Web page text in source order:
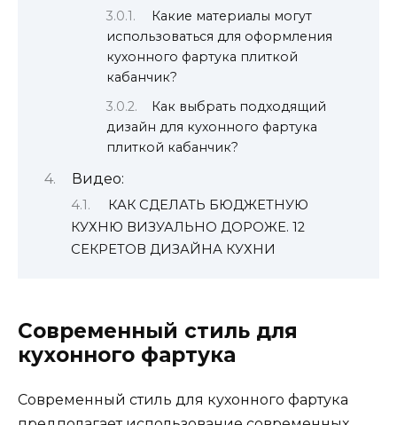
Какие материалы могут
использоваться для оформления
кухонного фартука плиткой
кабанчик?
Как выбрать подходящий
дизайн для кухонного фартука
плиткой кабанчик?
Видео:
КАК СДЕЛАТЬ БЮДЖЕТНУЮ
КУХНЮ ВИЗУАЛЬНО ДОРОЖЕ. 12
СЕКРЕТОВ ДИЗАЙНА КУХНИ
Современный стиль для
кухонного фартука
Современный стиль для кухонного фартука